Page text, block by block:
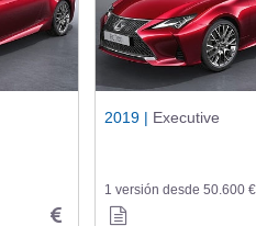
2019 | Executive
1 versión desde 50.600 €